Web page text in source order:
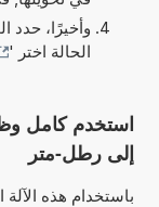
وأخيرًا، حدد
الحالة اختر '
إلى رطل-متر
باستخدام هذه